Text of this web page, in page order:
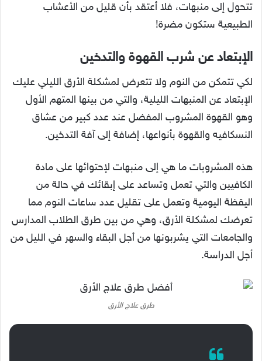
تتحول إلى منبهات، فلا أعتقد بأن قليل من الأعشاب
الطبيعية ستكون مضرة!
الإبتعاد عن شرب القهوة والتدخين
لكي تتمكن من النوم ولا تتعرض لمشكلة الأرق الليلي عليك
الإبتعاد عن المنبهات الليلية، والتي من بينها المتهم الأول
وهو القهوة المشروب المفضل عند عدد كبير من عشاق
النسكافيه والقهوة بأنواعها، إضافة إلى آفة التدخين.
هذه المشروبات ما هي إلى منبهات لإحتوائها على مادة
الكافيين والتي تعمل وتساعد على إبقائك في حالة من
اليقظة اليومية وتعمل على تقليل عدد ساعات النوم مما
تعرضك لمشكلة الأرق، وهي من بين طرق الطلاب المدارس
والجامعات التي يشربونها من أجل البقاء والسهر في الليل من
أجل الدراسة.
طرق علاج الأرق